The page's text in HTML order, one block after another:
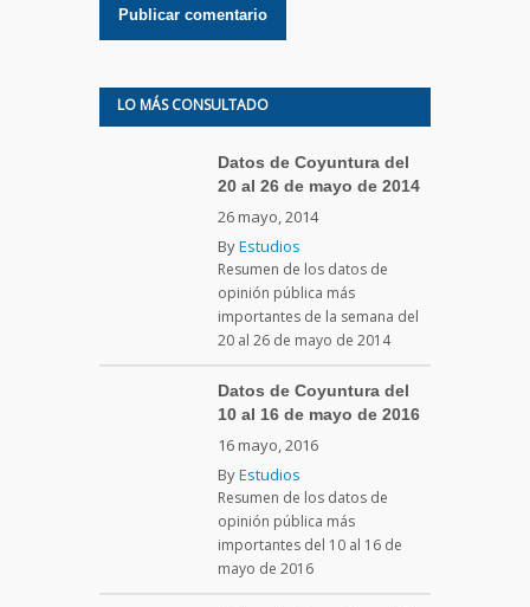
LO MÁS CONSULTADO
Datos de Coyuntura del
20 al 26 de mayo de 2014
26 mayo, 2014
ByEstudios
Resumen de los datos de
opinión pública más
importantes de la semana del
20 al 26 de mayo de 2014
Datos de Coyuntura del
10 al 16 de mayo de 2016
16 mayo, 2016
ByEstudios
Resumen de los datos de
opinión pública más
importantes del 10 al 16 de
mayo de 2016